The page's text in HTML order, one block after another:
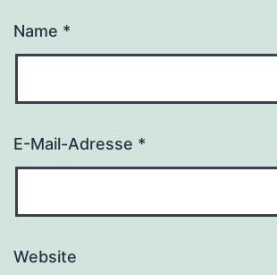
Name *
E-Mail-Adresse *
Website